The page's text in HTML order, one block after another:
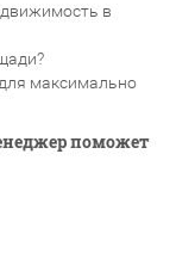
в
максимально
поможет